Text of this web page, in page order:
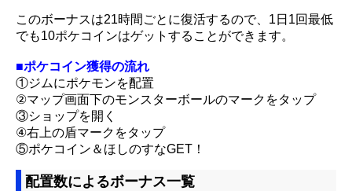
このボーナスは21時間ごとに復活するので、1日1回最低
でも10ポケコインはゲットすることができます。
■ポケコイン獲得の流れ
①ジムにポケモンを配置
②マップ画面下のモンスターボールのマークをタップ
③ショップを開く
④右上の盾マークをタップ
⑤ポケコイン＆ほしのすなGET！
配置数によるボーナス一覧